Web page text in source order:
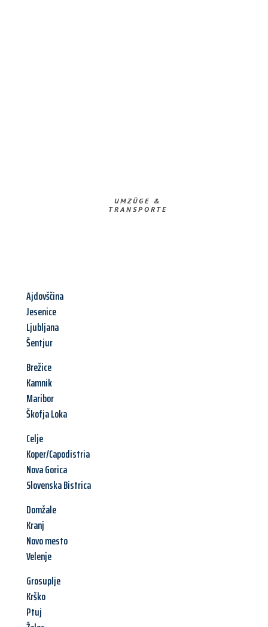
UMZÜGE &
TRANSPORTE
Ajdovščina
Jesenice
Ljubljana
Šentjur
Brežice
Kamnik
Maribor
Škofja Loka
Celje
Koper/Capodistria
Nova Gorica
Slovenska Bistrica
Domžale
Kranj
Novo mesto
Velenje
Grosuplje
Krško
Ptuj